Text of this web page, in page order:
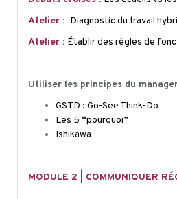
Atelier : Diagnostic du travail
Atelier : Établir des règles de
Utiliser les principes du
GSTD : Go-See Think-Do
Les 5 “pourquoi”
Ishikawa
MODULE 2 | COMMUNIQUER